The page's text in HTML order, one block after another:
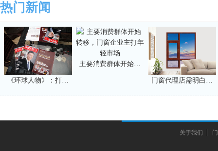
热门新闻
《环球人物》：打…
主要消费群体开始…
门窗代理店需明白…
关于我们